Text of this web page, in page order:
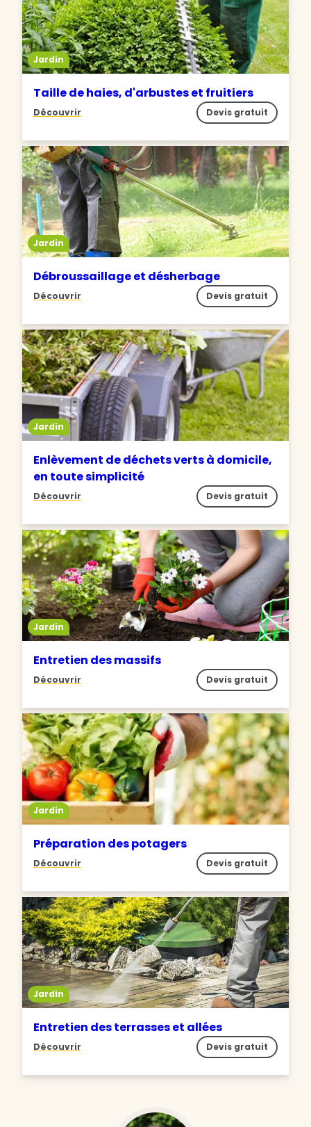
Jardin
Taille de haies, d'arbustes et fruitiers
Découvrir Devis gratuit
Jardin
Débroussaillage et désherbage
Découvrir Devis gratuit
Jardin
Enlèvement de déchets verts à domicile,
en toute simplicité
Découvrir Devis gratuit
Jardin
Entretien des massifs
Découvrir Devis gratuit
Jardin
Préparation des potagers
Découvrir Devis gratuit
Jardin
Entretien des terrasses et allées
Découvrir Devis gratuit